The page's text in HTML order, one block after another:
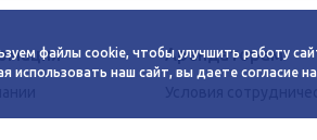
Арендаторам
Заявка на аренду
файлы cookie, чтобы улучшить работу
использовать наш сайт, вы даете согласие